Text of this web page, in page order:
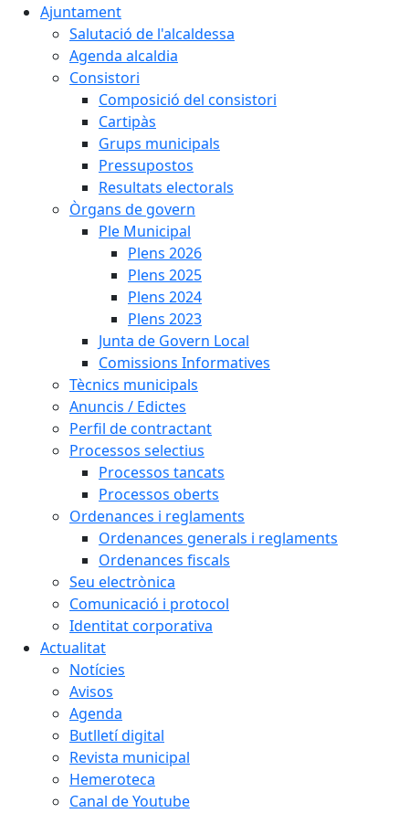
Ajuntament
Salutació de l'alcaldessa
Agenda alcaldia
Consistori
Composició del consistori
Cartipàs
Grups municipals
Pressupostos
Resultats electorals
Òrgans de govern
Ple Municipal
Plens 2026
Plens 2025
Plens 2024
Plens 2023
Junta de Govern Local
Comissions Informatives
Tècnics municipals
Anuncis / Edictes
Perfil de contractant
Processos selectius
Processos tancats
Processos oberts
Ordenances i reglaments
Ordenances generals i reglaments
Ordenances fiscals
Seu electrònica
Comunicació i protocol
Identitat corporativa
Actualitat
Notícies
Avisos
Agenda
Butlletí digital
Revista municipal
Hemeroteca
Canal de Youtube